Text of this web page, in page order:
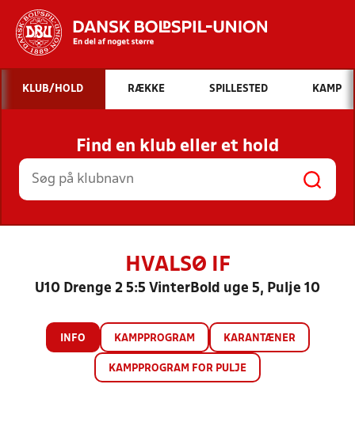
Hvad vil du søge efter?
INDHOLD OG NYHEDER
STILLINGER, RESULTATER, KLUBBER OG
HOLD
KLUB/HOLD RÆKKE SPILLESTED KAMP
Find en klub eller et hold
HVALSØ IF
U10 Drenge 2 5:5 VinterBold uge 5, Pulje 10
INFO KAMPPROGRAM KARANTÆNER
KAMPPROGRAM FOR PULJE